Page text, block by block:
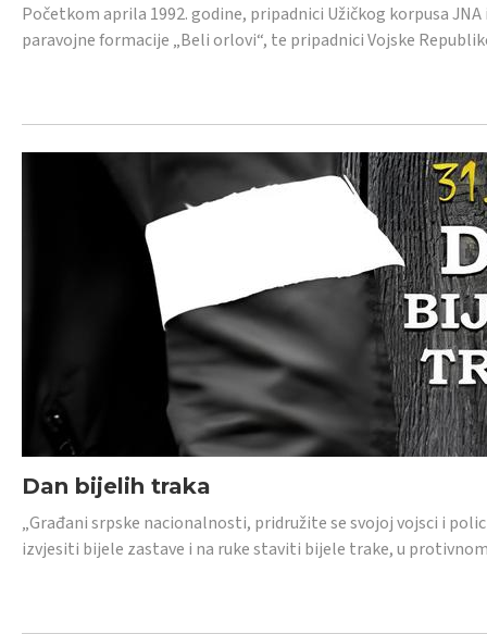
Početkom aprila 1992. godine, pripadnici Užičkog korpusa
paravojne formacije „Beli orlovi“, te pripadnici Vojske
Dan bijelih traka
„Građani srpske nacionalnosti, pridružite se svojoj vojsci i
izvjesiti bijele zastave i na ruke staviti bijele trake, u